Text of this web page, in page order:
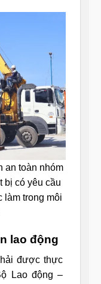
an toàn nhóm
bị có yêu cầu
làm trong môi
lao động
được thực
Lao động –